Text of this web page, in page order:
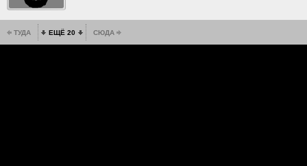
ТУДА ЕЩЁ 20 СЮДА